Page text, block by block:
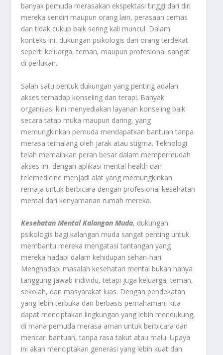
banyak pemuda merasakan ekspektasi tinggi dari diri
mereka sendiri maupun orang lain, perasaan cemas
dan tidak cukup baik sering kali muncul. Dalam
konteks ini, dukungan psikologis dari orang terdekat
seperti keluarga, teman, maupun profesional sangat
di perlukan.
Salah satu bentuk dukungan yang penting adalah
akses terhadap konseling dan terapi. Banyak
organisasi kini menyediakan layanan konseling baik
secara tatap muka maupun daring, yang
memungkinkan pemuda mendapatkan bantuan tanpa
merasa terhalang oleh jarak atau stigma. Teknologi
telah memainkan peran besar dalam mempermudah
akses ini, dengan aplikasi mental health dan
telemedicine menjadi alat yang memungkinkan
remaja untuk berbicara dengan profesional kesehatan
mental dari kenyamanan rumah mereka.
Kesehatan Mental Kalangan Muda, dukungan
psikologis bagi kalangan muda sangat penting untuk
membantu mereka mengatasi tantangan yang
mereka hadapi dalam kehidupan sehari-hari.
Menghadapi masalah kesehatan mental bukan hanya
tanggung jawab individu, tetapi juga keluarga, teman,
sekolah, dan masyarakat luas. Dengan pendekatan
yang lebih terbuka dan berbasis pemahaman, kita
dapat menciptakan lingkungan yang lebih mendukung,
di mana pemuda merasa aman untuk berbicara dan
mencari bantuan, tanpa rasa takut atau malu. Upaya
ini akan menciptakan generasi yang lebih kuat dan